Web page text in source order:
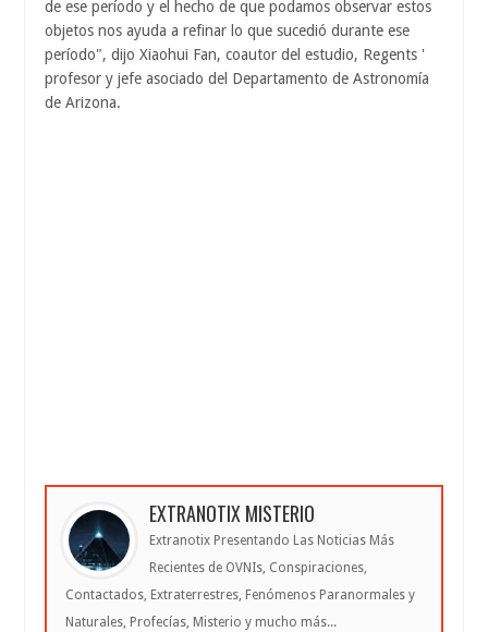
de ese período y el hecho de que podamos observar estos
objetos nos ayuda a refinar lo que sucedió durante ese
período", dijo Xiaohui Fan, coautor del estudio, Regents '
profesor y jefe asociado del Departamento de Astronomía
de Arizona.
EXTRANOTIX MISTERIO
Extranotix Presentando Las Noticias Más
Recientes de OVNIs, Conspiraciones,
Contactados, Extraterrestres, Fenómenos Paranormales y
Naturales, Profecías, Misterio y mucho más...